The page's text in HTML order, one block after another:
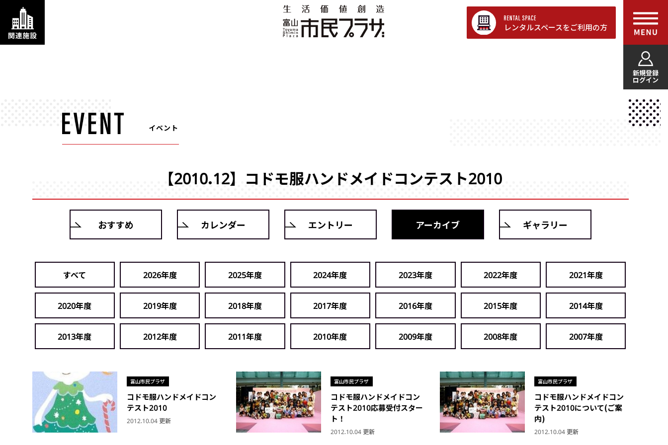
新規登録
ログイン
レンタルスペースをご利用の方
イベント
【2010.12】コドモ服ハンドメイドコンテスト2010
おすすめ カレンダー エントリー アーカイブ ギャラリー
すべて 2026年度 2025年度 2024年度 2023年度 2022年度 2021年度
2020年度 2019年度 2018年度 2017年度 2016年度 2015年度 2014年度
2013年度 2012年度 2011年度 2010年度 2009年度 2008年度 2007年度
富山市民プラザ
コドモ服ハンドメイドコン
テスト2010
2012.10.04 更新
富山市民プラザ
コドモ服ハンドメイドコン
テスト2010応募受付スター
ト！
2012.10.04 更新
富山市民プラザ
コドモ服ハンドメイドコン
テスト2010について(ご案
内)
2012.10.04 更新